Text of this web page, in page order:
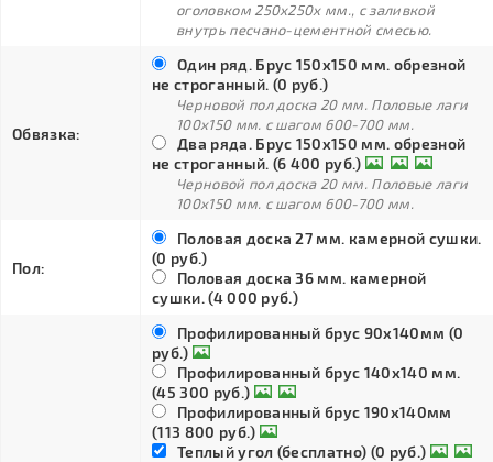
оголовком 250х250х мм., с заливкой
внутрь песчано-цементной смесью.
Обвязка:
Один ряд. Брус 150х150 мм. обрезной
не строганный. (0 руб.)
Черновой пол доска 20 мм. Половые лаги
100х150 мм. с шагом 600-700 мм.
Два ряда. Брус 150х150 мм. обрезной
не строганный. (6 400 руб.)
Черновой пол доска 20 мм. Половые лаги
100х150 мм. с шагом 600-700 мм.
Пол:
Половая доска 27 мм. камерной сушки.
(0 руб.)
Половая доска 36 мм. камерной
сушки. (4 000 руб.)
Профилированный брус 90х140мм (0
руб.)
Профилированный брус 140х140 мм.
(45 300 руб.)
Профилированный брус 190х140мм
(113 800 руб.)
Теплый угол (бесплатно) (0 руб.)